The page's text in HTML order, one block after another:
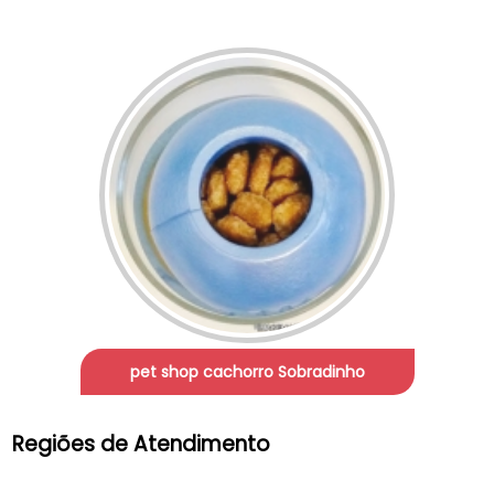
pet shop cachorro Sobradinho
Regiões de Atendimento